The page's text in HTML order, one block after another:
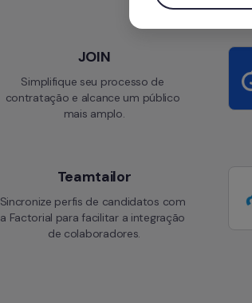
JOIN
Simplifique seu processo de
contratação e alcance um público
mais amplo.
Teamtailor
Sincronize perfis de candidatos com
a Factorial para facilitar a integração
de colaboradores.